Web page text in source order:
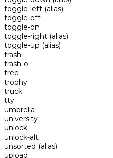
toggle-left (alias)
toggle-off
toggle-on
toggle-right (alias)
toggle-up (alias)
trash
trash-o
tree
trophy
truck
tty
umbrella
university
unlock
unlock-alt
unsorted (alias)
upload